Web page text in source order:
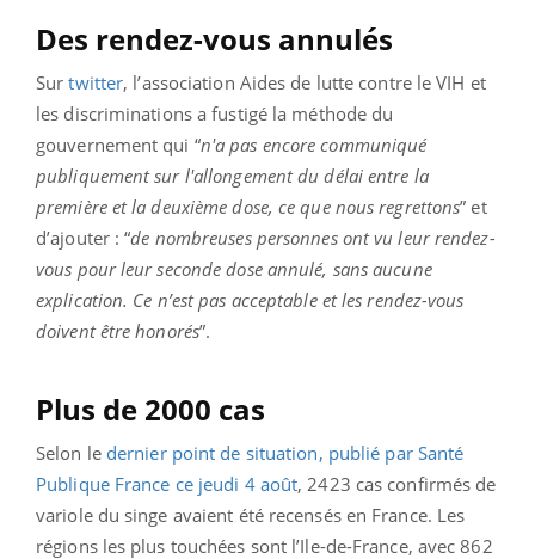
Des rendez-vous annulés
Surtwitter, l’association Aides de lutte contre le VIH et
les discriminations a fustigé la méthode du
gouvernement qui “n'a pas encore communiqué
publiquement sur l'allongement du délai entre la
première et la deuxième dose, ce que nous regrettons” et
d’ajouter : “de nombreuses personnes ont vu leur rendez-
vous pour leur seconde dose annulé, sans aucune
explication. Ce n’est pas acceptable et les rendez-vous
doivent être honorés”.
Plus de 2000 cas
Selon le dernier point de situation, publié par Santé
Publique France ce jeudi 4 août, 2423 cas confirmés de
variole du singe avaient été recensés en France. Les
régions les plus touchées sont l’Ile-de-France, avec 862